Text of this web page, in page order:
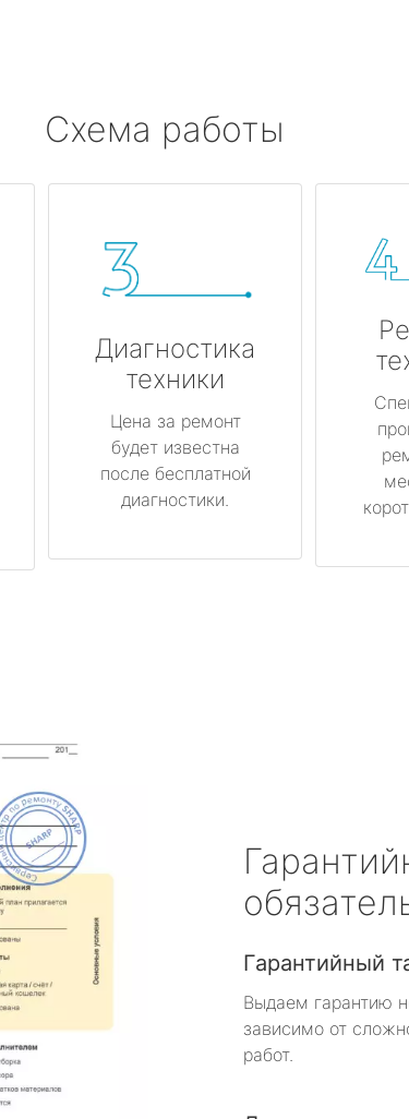
Схема работы
Диагностика
техники
Цена за ремонт
будет известна
после бесплатной
диагностики.
Гарантийный
Выдаем гарантию
зависимо от
работ.